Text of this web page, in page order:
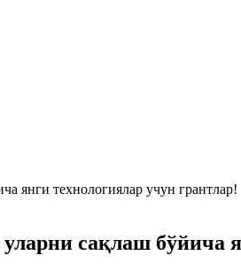
сақлаш бўйича